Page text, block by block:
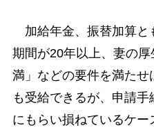
加給年金、振替加算と
期間が20年以上、妻の
満」などの要件を満たせ
も受給できるが、申請
にもらい損ねているケー